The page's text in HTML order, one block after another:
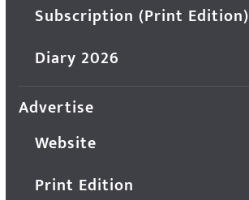
Subscription (Print Edition)
Diary 2026
Advertise
Website
Print Edition